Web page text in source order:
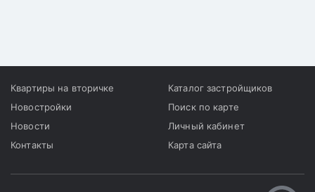
Квартиры на вторичке
Новостройки
Новости
Контакты
Каталог застройщиков
Поиск по карте
Личный кабинет
Карта сайта